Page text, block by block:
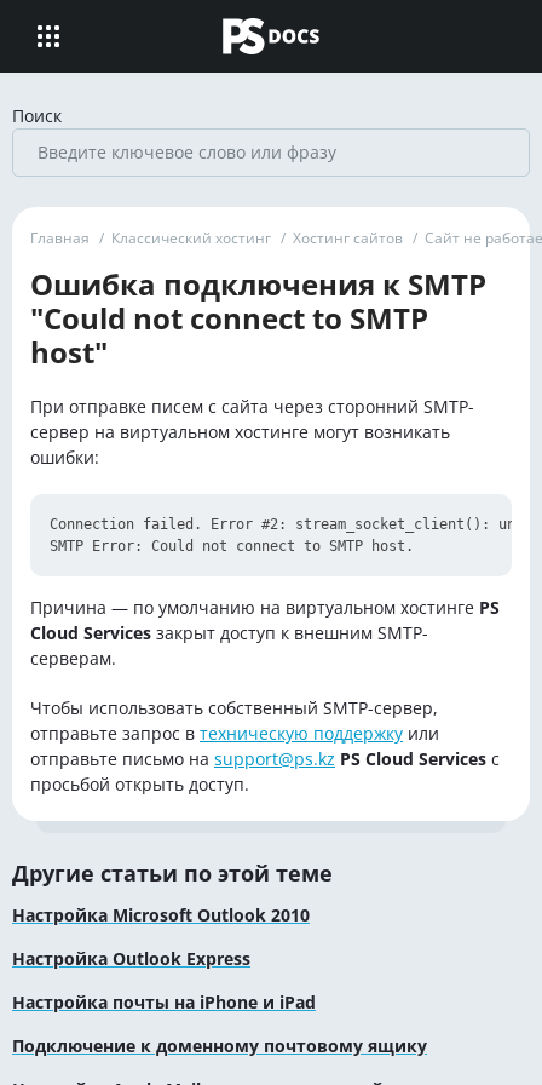
Поиск
Главная / Классический хостинг / Хостинг сайтов / Сайт не
Ошибка подключения к SMTP
"Could not connect to SMTP
host"
При отправке писем с сайта через сторонний SMTP-
сервер на виртуальном хостинге могут возникать
ошибки:
Connection failed. Error #2: stream_socket_client():
Причина — по умолчанию на виртуальном хостинге PS
Cloud Services закрыт доступ к внешним SMTP-
серверам.
Чтобы использовать собственный SMTP-сервер,
отправьте запрос в техническую поддержку или
отправьте письмо на support@ps.kz PS Cloud Services с
просьбой открыть доступ.
Другие статьи по этой теме
Настройка Microsoft Outlook 2010
Настройка Outlook Express
Настройка почты на iPhone и iPad
Подключение к доменному почтовому ящику